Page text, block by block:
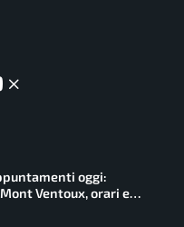
oggi:
Ventoux, orari e